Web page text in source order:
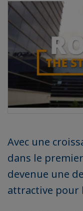
Avec une
dans le
devenue une
attractive pour